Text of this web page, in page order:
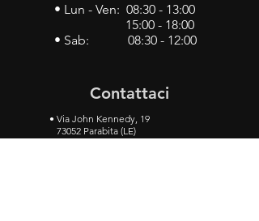
• Lun - Ven: 08:30 - 13:00
15:00 - 18:00
• Sab: 08:30 - 12:00
Contattaci
• Via John Kennedy, 19
73052 Parabita (LE)